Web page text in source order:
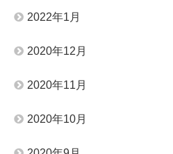
2022年1月
2020年12月
2020年11月
2020年10月